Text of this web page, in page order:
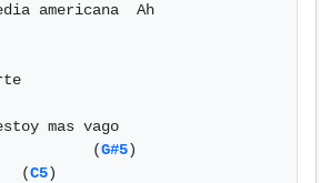
americana  Ah
mas vago
(G#5)
(C5)